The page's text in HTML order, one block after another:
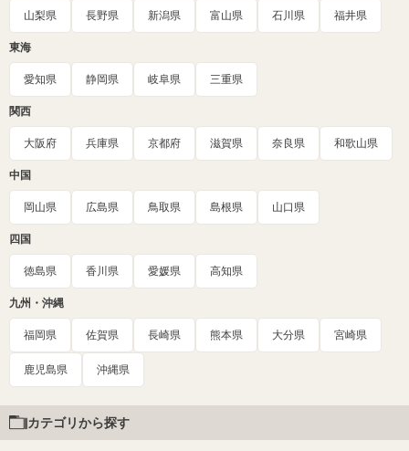
山梨県 長野県 新潟県 富山県 石川県 福井県
東海
愛知県 静岡県 岐阜県 三重県
関西
大阪府 兵庫県 京都府 滋賀県 奈良県 和歌山県
中国
岡山県 広島県 鳥取県 島根県 山口県
四国
徳島県 香川県 愛媛県 高知県
九州・沖縄
福岡県 佐賀県 長崎県 熊本県 大分県 宮崎県
鹿児島県 沖縄県
カテゴリから探す